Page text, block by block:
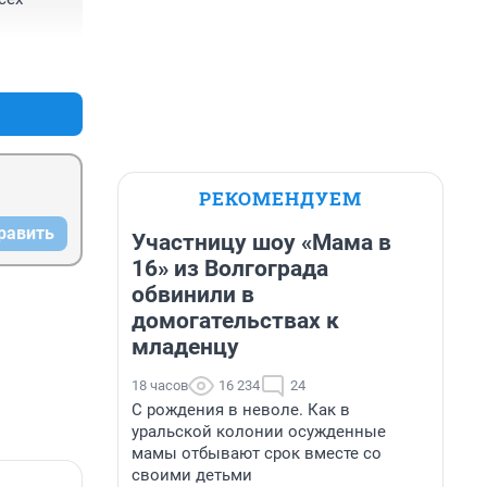
РЕКОМЕНДУЕМ
Участницу шоу «Мама в
16» из Волгограда
обвинили в
домогательствах к
младенцу
18 часов 16 234 24
С рождения в неволе. Как в
уральской колонии осужденные
мамы отбывают срок вместе со
своими детьми